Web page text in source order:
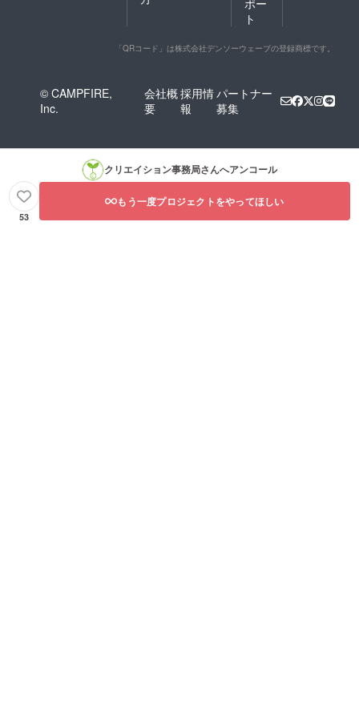
ト
「QRコード」は株式会社デンソーウェーブの登録商標です。
© CAMPFIRE,
Inc.
会社概
要
採用情
報
パートナー
募集
クリエイション事務局さんへアンコール
53
もう一度プロジェクトをやってほしい